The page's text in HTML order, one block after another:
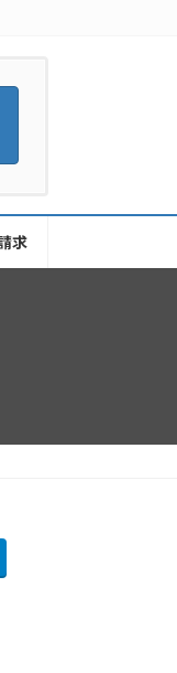
求